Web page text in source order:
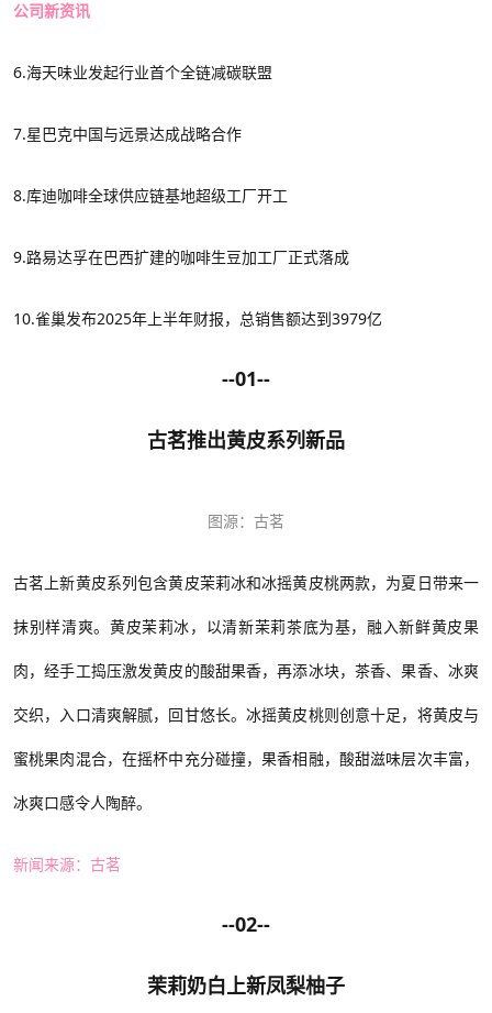
公司新资讯
6.海天味业发起行业首个全链减碳联盟
7.星巴克中国与远景达成战略合作
8.库迪咖啡全球供应链基地超级工厂开工
9.路易达孚在巴西扩建的咖啡生豆加工厂正式落成
10.雀巢发布2025年上半年财报，总销售额达到3979亿
--01--
古茗推出黄皮系列新品
图源：古茗
古茗上新黄皮系列包含黄皮茉莉冰和冰摇黄皮桃两款，为夏日带来一
抹别样清爽。黄皮茉莉冰，以清新茉莉茶底为基，融入新鲜黄皮果
肉，经手工捣压激发黄皮的酸甜果香，再添冰块，茶香、果香、冰爽
交织，入口清爽解腻，回甘悠长。冰摇黄皮桃则创意十足，将黄皮与
蜜桃果肉混合，在摇杯中充分碰撞，果香相融，酸甜滋味层次丰富，
冰爽口感令人陶醉。
新闻来源：古茗
--02--
茉莉奶白上新凤梨柚子